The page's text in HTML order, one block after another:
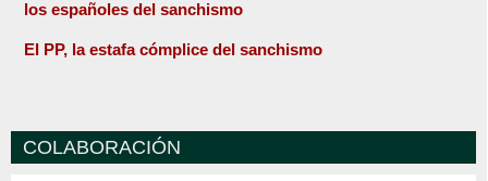
los españoles del sanchismo
El PP, la estafa cómplice del sanchismo
COLABORACIÓN